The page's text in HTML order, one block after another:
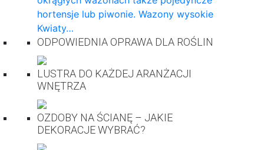
hortensje lub piwonie. Wazony wysokie
Kwiaty…
ODPOWIEDNIA OPRAWA DLA ROŚLIN
LUSTRA DO KAŻDEJ ARANŻACJI
WNĘTRZA
OZDOBY NA ŚCIANĘ – JAKIE
DEKORACJE WYBRAĆ?